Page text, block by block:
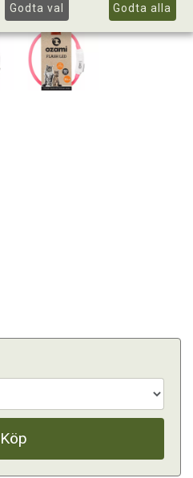
Köp
Godta val Godta alla